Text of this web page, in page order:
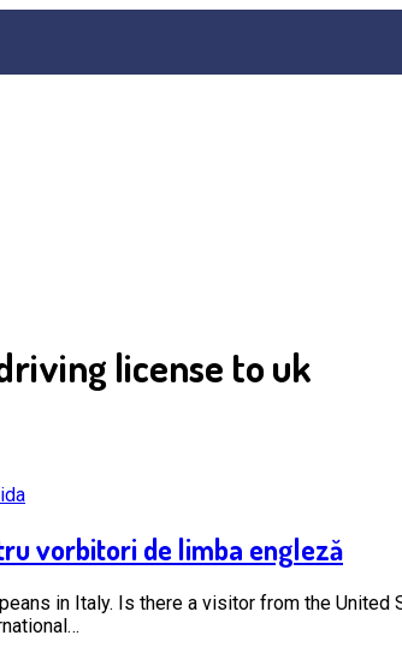
license to uk
vorbitori de limba engleză
in Italy. Is there a visitor from the